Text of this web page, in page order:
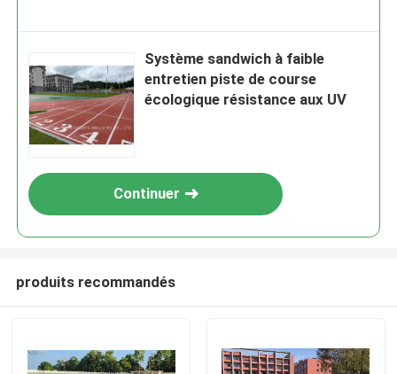
Système sandwich à faible
entretien piste de course
écologique résistance aux UV
Continuer
produits recommandés